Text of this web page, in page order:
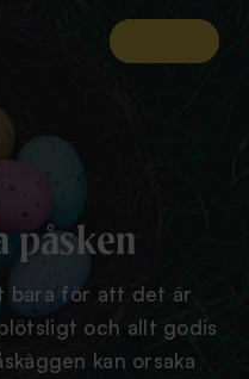
påsken
bara för att det är
och allt godis
kan orsaka